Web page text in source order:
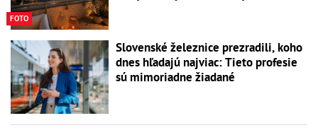
FOTO
Slovenské železnice prezradili, koho
dnes hľadajú najviac: Tieto profesie
sú mimoriadne žiadané